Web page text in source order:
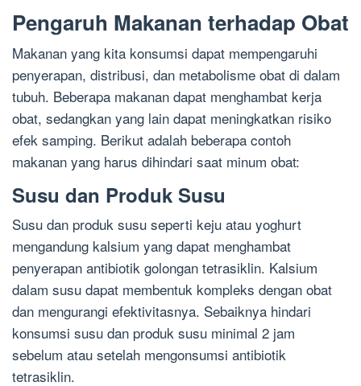
Pengaruh Makanan terhadap Obat
Makanan yang kita konsumsi dapat mempengaruhi
penyerapan, distribusi, dan metabolisme obat di dalam
tubuh. Beberapa makanan dapat menghambat kerja
obat, sedangkan yang lain dapat meningkatkan risiko
efek samping. Berikut adalah beberapa contoh
makanan yang harus dihindari saat minum obat:
Susu dan Produk Susu
Susu dan produk susu seperti keju atau yoghurt
mengandung kalsium yang dapat menghambat
penyerapan antibiotik golongan tetrasiklin. Kalsium
dalam susu dapat membentuk kompleks dengan obat
dan mengurangi efektivitasnya. Sebaiknya hindari
konsumsi susu dan produk susu minimal 2 jam
sebelum atau setelah mengonsumsi antibiotik
tetrasiklin.